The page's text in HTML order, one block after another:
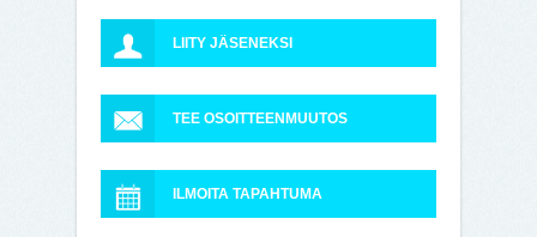
LIITY JÄSENEKSI
TEE OSOITTEENMUUTOS
ILMOITA TAPAHTUMA